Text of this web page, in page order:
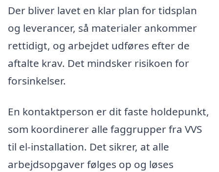
Der bliver lavet en klar plan for tidsplan
og leverancer, så materialer ankommer
rettidigt, og arbejdet udføres efter de
aftalte krav. Det mindsker risikoen for
forsinkelser.
En kontaktperson er dit faste holdepunkt,
som koordinerer alle faggrupper fra VVS
til el-installation. Det sikrer, at alle
arbejdsopgaver følges op og løses